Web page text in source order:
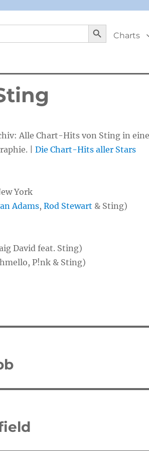
SEARCH BUTTON
Charts
Alle Chart-Hits von Sting in
|Die Chart-Hits aller Stars
York
Adams,Rod Stewart & Sting)
David feat. Sting)
P!nk & Sting)